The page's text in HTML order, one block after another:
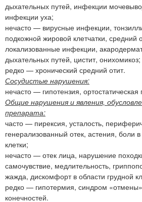
дыхательных путей, инфекции
инфекции уха;
нечасто — вирусные инфекции,
подкожной жировой клетчатки, средний
локализованные инфекции,
дыхательных путей, цистит, онихомикоз;
редко — хронический средний отит.
Сосудистые нарушения:
нечасто — гипотензия,
Общие нарушения и явления,
препарата:
часто — пирексия, усталость,
генерализованный отек, астения, боли
клетки;
нечасто — отек лица, нарушение
самочувствие, медлительность,
жажда, дискомфорт в области грудной
редко — гипотермия, синдром
конечностей.